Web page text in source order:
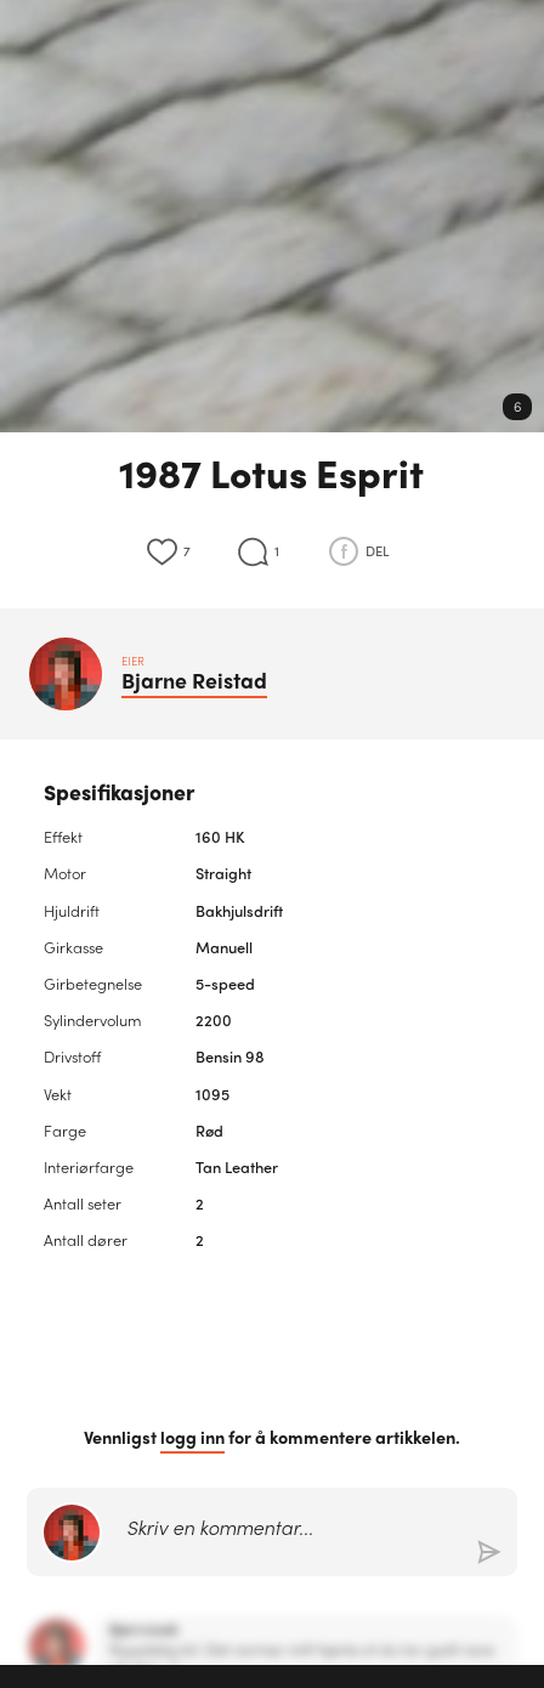
6
1987 Lotus Esprit
7 1 DEL
EIER
Bjarne Reistad
Spesifikasjoner
Effekt
160 HK
Motor
Straight
Hjuldrift
Bakhjulsdrift
Girkasse
Manuell
Girbetegnelse
5-speed
Sylindervolum
2200
Drivstoff
Bensin 98
Vekt
1095
Farge
Rød
Interiørfarge
Tan Leather
Antall seter
2
Antall dører
2
Vennligst logg innfor å kommentere artikkelen.
Skriv en kommentar...
BjørnMeek
Nyyydelig bil. Det varmer mitt hjerte at du tar godt vare
på den :-)